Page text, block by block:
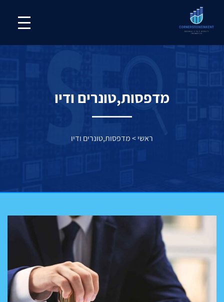
מדפסות,טונרים ודיו
ראשי>מדפסות,טונרים ודיו